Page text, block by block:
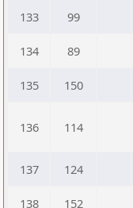
133 99
134 89
135 150
136 114
137 124
138 152